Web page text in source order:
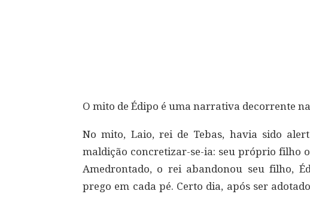
O mito de Édipo é uma narrativa decorrente
No mito, Laio, rei de Tebas, havia sido
maldição concretizar-se-ia: seu próprio filho
Amedrontado, o rei abandonou seu filho,
prego em cada pé. Certo dia, após ser